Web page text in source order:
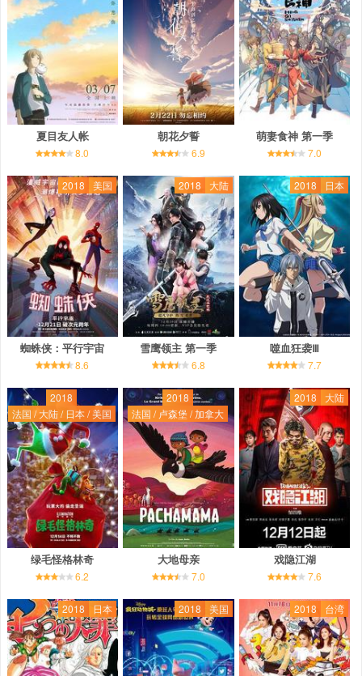
夏目友人帐
8.0
朝花夕誓
6.9
萌妻食神 第一季
7.0
2018 美国
蜘蛛侠：平行宇宙
8.6
2018 大陆
雪鹰领主 第一季
6.8
2018 日本
噬血狂袭Ⅲ
7.7
2018
法国 / 大陆 / 日本 / 美国
绿毛怪格林奇
6.2
2018
法国 / 卢森堡 / 加拿大
大地母亲
7.0
2018 大陆
戏隐江湖
7.6
2018 日本 2018 美国 2018 台湾